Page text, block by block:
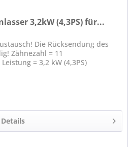
3,2kW (4,3PS) für...
Die Rücksendung des
Zähnezahl = 11
= 3,2 kW (4,3PS)
Details